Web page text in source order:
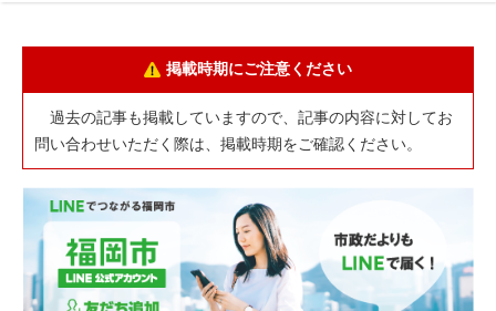
掲載時期にご注意ください
過去の記事も掲載していますので、記事の内容に対してお
問い合わせいただく際は、掲載時期をご確認ください。